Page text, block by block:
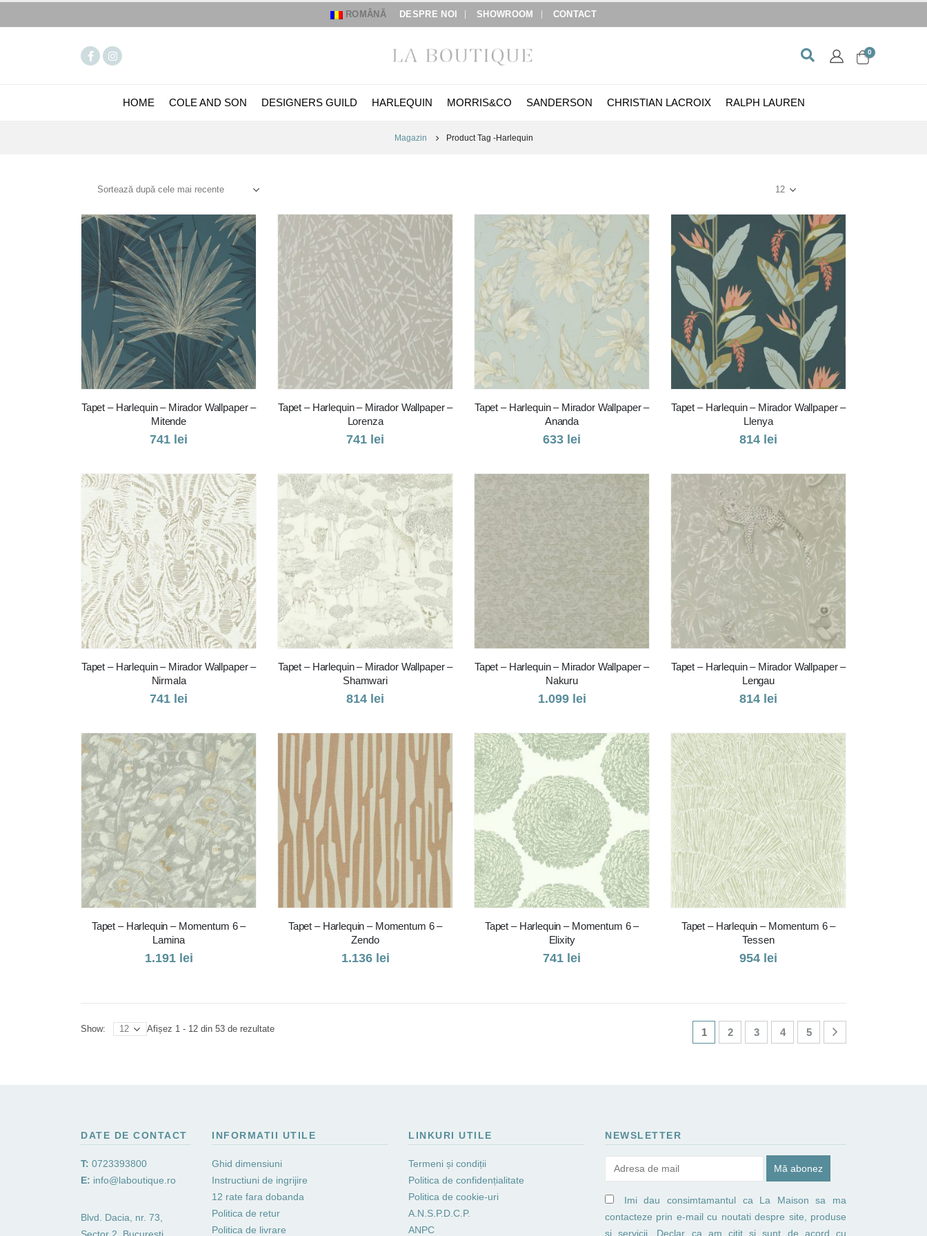
ROMÂNĂ DESPRE NOI SHOWROOM CONTACT
HOME COLE AND SON DESIGNERS GUILD HARLEQUIN MORRIS&CO SANDERSON CHRISTIAN LACROIX RALPH LAUREN
0
Magazin Product Tag -Harlequin
Tapet – Harlequin – Mirador Wallpaper –
Mitende
741 lei
Tapet – Harlequin – Mirador Wallpaper –
Lorenza
741 lei
Tapet – Harlequin – Mirador Wallpaper –
Ananda
633 lei
Tapet – Harlequin – Mirador Wallpaper –
Llenya
814 lei
Tapet – Harlequin – Mirador Wallpaper –
Nirmala
741 lei
Tapet – Harlequin – Mirador Wallpaper –
Shamwari
814 lei
Tapet – Harlequin – Mirador Wallpaper –
Nakuru
1.099 lei
Tapet – Harlequin – Mirador Wallpaper –
Lengau
814 lei
Tapet – Harlequin – Momentum 6 –
Lamina
1.191 lei
Tapet – Harlequin – Momentum 6 –
Zendo
1.136 lei
Tapet – Harlequin – Momentum 6 –
Elixity
741 lei
Tapet – Harlequin – Momentum 6 –
Tessen
954 lei
Show: 1 2 3 4 5
Afișez 1 - 12 din 53 de rezultateSortat
DATE DE CONTACT
T: 0723393800
E: info@laboutique.ro
Blvd. Dacia, nr. 73,
Sector 2, Bucuresti
INFORMATII UTILE
Ghid dimensiuni
Instructiuni de ingrijire
12 rate fara dobanda
Politica de retur
Politica de livrare
LINKURI UTILE
Termeni și condiții
Politica de confidențialitate
Politica de cookie-uri
A.N.S.P.D.C.P.
ANPC
NEWSLETTER
Imi dau consimtamantul ca La Maison sa ma
contacteze prin e-mail cu noutati despre site, produse
si servicii. Declar ca am citit si sunt de acord cu